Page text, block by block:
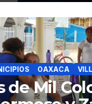
OAXACA
de Mil